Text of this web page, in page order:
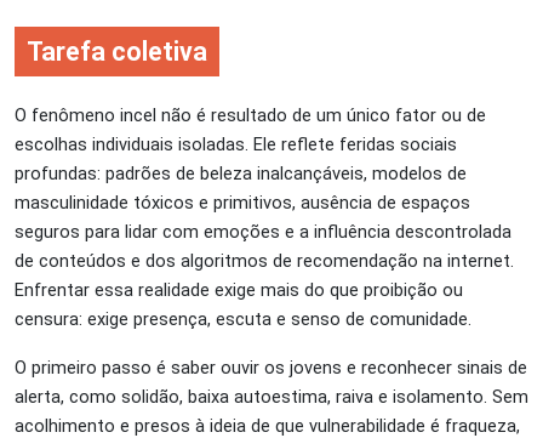
Tarefa coletiva
O fenômeno incel não é resultado de um único fator ou de
escolhas individuais isoladas. Ele reflete feridas sociais
profundas: padrões de beleza inalcançáveis, modelos de
masculinidade tóxicos e primitivos, ausência de espaços
seguros para lidar com emoções e a influência descontrolada
de conteúdos e dos algoritmos de recomendação na internet.
Enfrentar essa realidade exige mais do que proibição ou
censura: exige presença, escuta e senso de comunidade.
O primeiro passo é saber ouvir os jovens e reconhecer sinais de
alerta, como solidão, baixa autoestima, raiva e isolamento. Sem
acolhimento e presos à ideia de que vulnerabilidade é fraqueza,